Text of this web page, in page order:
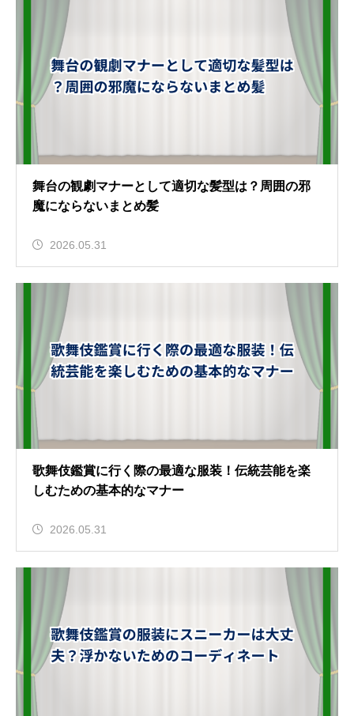
舞台の観劇マナーとして適切な髪型は？周囲の邪
魔にならないまとめ髪
2026.05.31
歌舞伎鑑賞に行く際の最適な服装！伝統芸能を楽
しむための基本的なマナー
2026.05.31